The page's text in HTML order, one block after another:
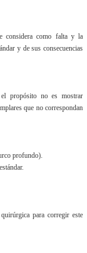
considera como falta y la
y de sus consecuencias
propósito no es mostrar
que no correspondan
profundo).
para corregir este